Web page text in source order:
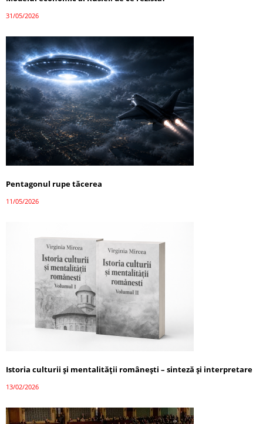
31/05/2026
Pentagonul rupe tăcerea
11/05/2026
Istoria culturii și mentalității românești – sinteză și interpretare
13/02/2026